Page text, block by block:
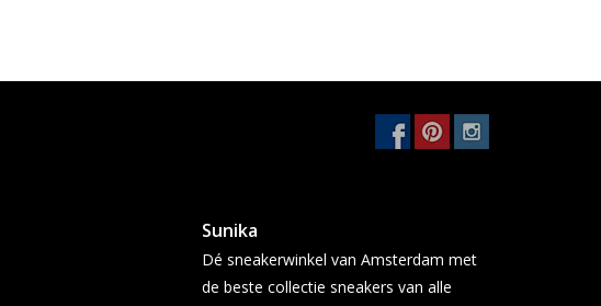
Sunika
Dé sneakerwinkel van Amsterdam met
de beste collectie sneakers van alle